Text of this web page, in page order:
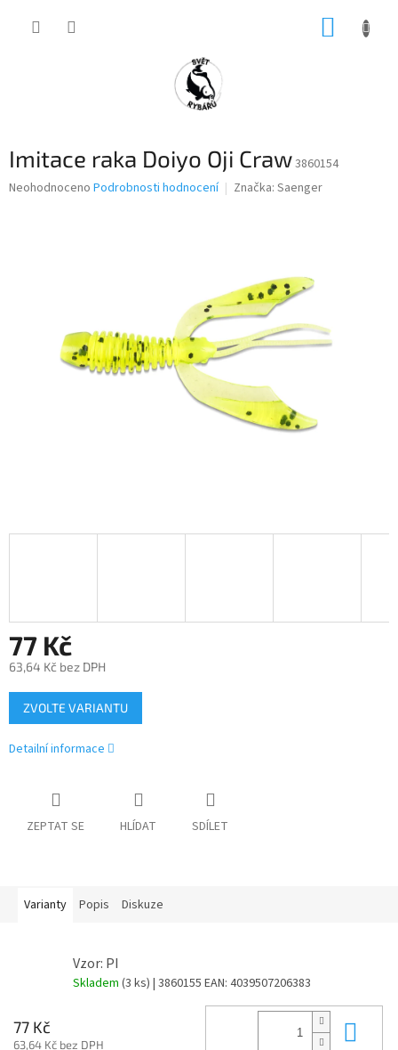
Imitace raka Doiyo Oji Craw3860154
Průměrné
Neohodnoceno Podrobnosti hodnocení Značka: Saenger
77 Kč
63,64 Kč bez DPH
Měrná
cena:
ZVOLTE VARIANTU
Detailní informace
ZEPTAT SE HLÍDAT SDÍLET
Varianty Popis Diskuze
Vzor: PI
Skladem (3 ks) | 3860155 EAN: 4039507206383
77 Kč
63,64 Kč bez DPH